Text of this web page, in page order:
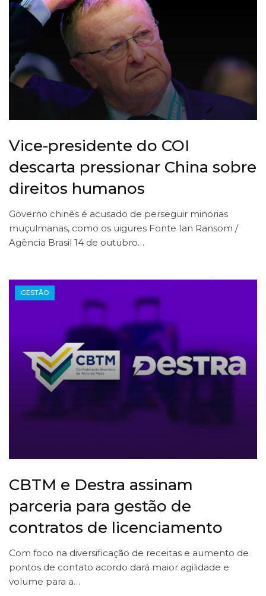
Vice-presidente do COI
descarta pressionar China sobre
direitos humanos
Governo chinês é acusado de perseguir minorias
muçulmanas, como os uigures Fonte Ian Ransom /
Agência Brasil 14 de outubro…
GESTÃO
CBTM e Destra assinam
parceria para gestão de
contratos de licenciamento
Com foco na diversificação de receitas e aumento de
pontos de contato acordo dará maior agilidade e
volume para a…